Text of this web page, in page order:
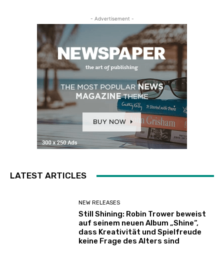
- Advertisement -
LATEST ARTICLES
NEW RELEASES
Still Shining: Robin Trower beweist
auf seinem neuen Album „Shine“,
dass Kreativität und Spielfreude
keine Frage des Alters sind